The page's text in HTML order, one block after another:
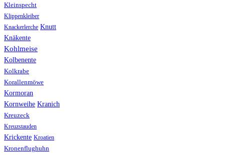
Kleinspecht
Klippenkleiber
Knackerlerche Knutt
Knäkente
Kohlmeise
Kolbenente
Kolkrabe
Korallenmöwe
Kormoran
Kornweihe Kranich
Kreuzeck
Kreuzstauden
Krickente Kroatien
Kronenflughuhn